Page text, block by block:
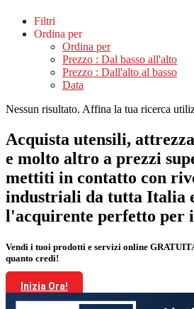
Filtri
Ordina per
Ordina per
Prezzo : Dal basso all'alto
Prezzo : Dall'alto al basso
Data
Nessun risultato. Affina la tua ricerca
Acquista utensili,
e molto altro a prezzi
mettiti in contatto con
industriali da tutta Italia
l'acquirente perfetto per
Vendi i tuoi prodotti e servizi online
quanto credi!
Inizia Ora!